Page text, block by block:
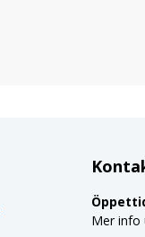
Mer info